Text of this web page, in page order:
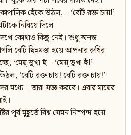
হেঁকে উঠল, – ‘বেটি রক্ত চায়!’
নিবিয়ে দিলে।
কোথাও কিছু নেই। শুধু অনন্ত
বেটি ছিন্নমস্তা হয়ে আপনার রুধির
‘মেয়্ ভুখা হুঁ – ‘মেয়্ ভুখা হুঁ!’
‘বেটি রক্ত চায়! বেটি রক্ত চায়!’
মধ্যে – তারা যজ্ঞ করবে। এবার মায়ের
পূর্ব মুহূর্তে বিশ্ব যেমন নিস্পন্দ হয়ে